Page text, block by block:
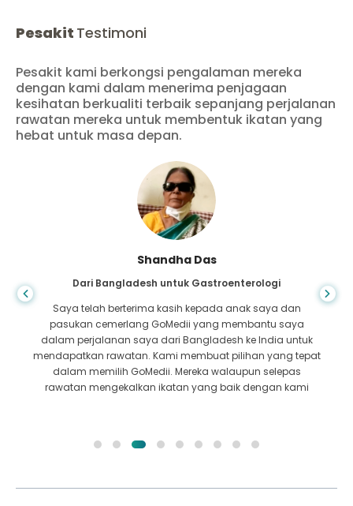
Pesakit Testimoni
Pesakit kami berkongsi pengalaman mereka
dengan kami dalam menerima penjagaan
kesihatan berkualiti terbaik sepanjang perjalanan
rawatan mereka untuk membentuk ikatan yang
hebat untuk masa depan.
Shandha Das
Dari Bangladesh untuk Gastroenterologi
Saya telah berterima kasih kepada anak saya dan
pasukan cemerlang GoMedii yang membantu saya
dalam perjalanan saya dari Bangladesh ke India untuk
mendapatkan rawatan. Kami membuat pilihan yang tepat
dalam memilih GoMedii. Mereka walaupun selepas
rawatan mengekalkan ikatan yang baik dengan kami